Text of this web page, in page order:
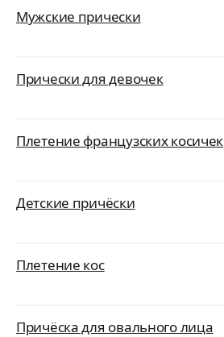
Мужские прически
Прически для девочек
Плетение французских косичек
Детские причёски
Плетение кос
Причёска для овального лица